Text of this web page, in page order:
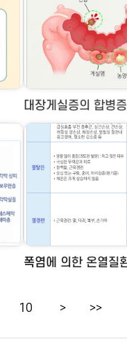
대장게실증의 합병증
폭염에 의한 온열질
10 > >>